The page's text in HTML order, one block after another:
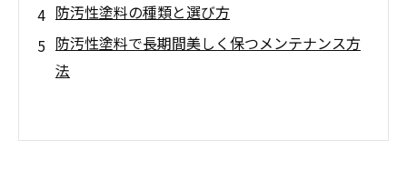
防汚性塗料の種類と選び方
防汚性塗料で長期間美しく保つメンテナンス方
法